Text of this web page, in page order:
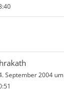
September 2004 um